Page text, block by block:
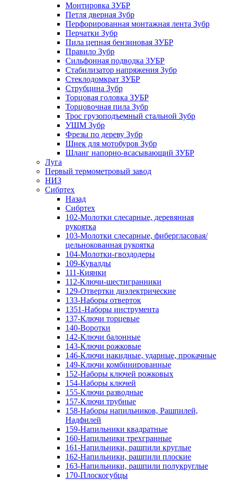
Монтировка ЗУБР
Петля дверная Зубр
Перфорированная монтажная лента Зубр
Перчатки Зубр
Пила цепная бензиновая ЗУБР
Правило Зубр
Сильфонная подводка ЗУБР
Стабилизатор напряжения Зубр
Стеклодомкрат ЗУБР
Струбцина Зубр
Торцовая головка ЗУБР
Торцовочная пила Зубр
Трос грузоподъемный стальной Зубр
УШМ Зубр
Фрезы по дереву Зубр
Шнек для мотобуров Зубр
Шланг напорно-всасывающий ЗУБР
Луга
Первый термометровый завод
НИЗ
Сибртех
Назад
Сибртех
102-Молотки слесарные, деревянная
рукоятка
103-Молотки слесарные, фибергласовая/
цельнокованная рукоятка
104-Молотки-гвоздодеры
109-Кувалды
111-Киянки
112-Ключи-шестигранники
129-Отвертки диэлектрические
133-Наборы отверток
1351-Наборы инструмента
137-Ключи торцевые
140-Воротки
142-Ключи балонные
143-Ключи рожковые
146-Ключи накидные, ударные, прокачные
149-Ключи комбинированные
152-Наборы ключей рожковых
154-Наборы ключей
155-Ключи разводные
157-Ключи трубные
158-Наборы напильников, Рашпилей,
Надфилей
159-Напильники квадратные
160-Напильники трехгранные
161-Напильники, рашпили круглые
162-Напильники, рашпили плоские
163-Напильники, рашпили полукруглые
170-Плоскогубцы